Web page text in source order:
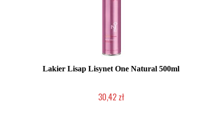
Lakier Lisap Lisynet One Natural 500ml
30,42 zł